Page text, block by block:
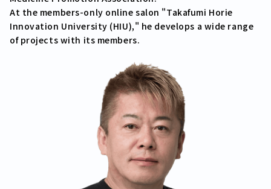
Founder PROFILE
SNS
Recruit
Contact
About
At the members-only online salon "Takafumi Horie
Innovation University (HIU)," he develops a wide range
of projects with its members.